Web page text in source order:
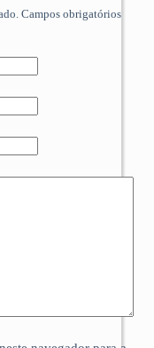
Campos obrigatórios